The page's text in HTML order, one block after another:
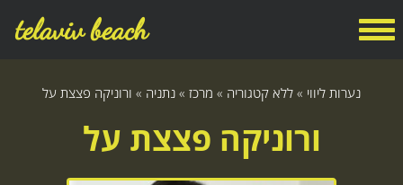
telaviv beach
נערות ליווי » ללא קטגוריה » מרכז » נתניה » ורוניקה פצצת על
ורוניקה פצצת על